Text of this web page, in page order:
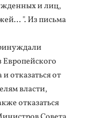
и лиц,
". Из письма
Европейского
отказаться от
власти,
отказаться